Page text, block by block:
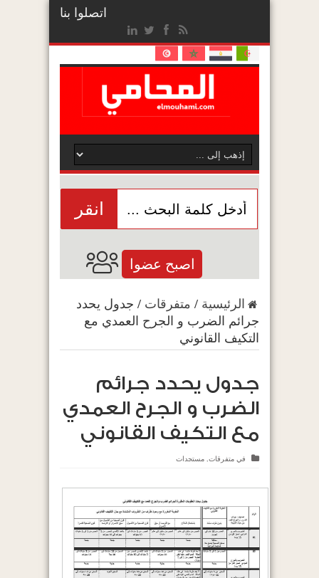
اتصلوا بنا
انقر
اصبح عضوا
الرئيسية / متفرقات / جدول يحدد
جرائم الضرب و الجرح العمدي مع
التكيف القانوني
جدول يحدد جرائم
الضرب و الجرح العمدي
مع التكيف القانوني
في متفرقات, مستجدات